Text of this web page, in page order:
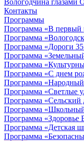
Вологодчина глазами
Контакты
Программы
Программа «В первый
Программа
Программа «Дороги
Программа
Программа
Программа «С днем
Программа
Программа «Светлые
Программа «Сельский
Программа «Школьный
Программа «Здоровье
Программа «Детская
Программа